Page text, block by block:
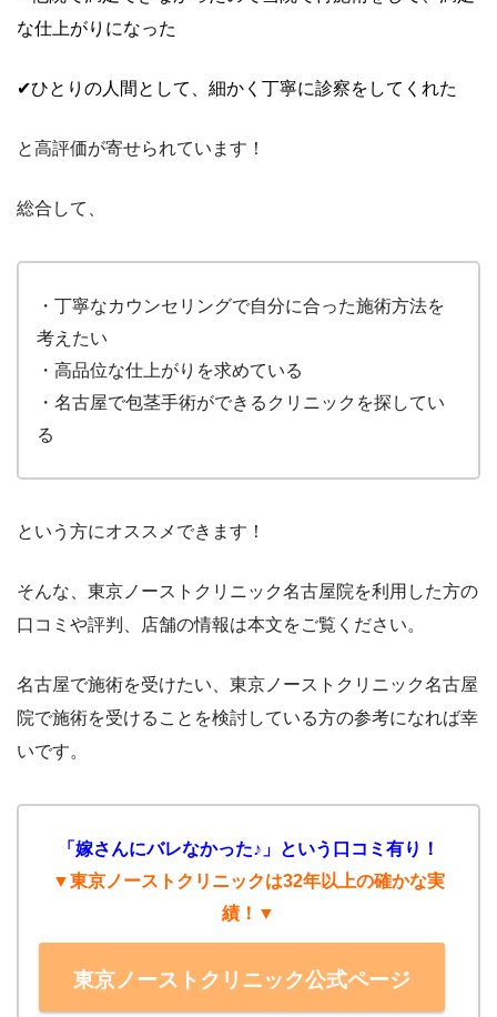
な仕上がりになった
✔ひとりの人間として、細かく丁寧に診察をしてくれた
と高評価が寄せられています！
総合して、
・丁寧なカウンセリングで自分に合った施術方法を
考えたい
・高品位な仕上がりを求めている
・名古屋で包茎手術ができるクリニックを探してい
る
という方にオススメできます！
そんな、東京ノーストクリニック名古屋院を利用した方の
口コミや評判、店舗の情報は本文をご覧ください。
名古屋で施術を受けたい、東京ノーストクリニック名古屋
院で施術を受けることを検討している方の参考になれば幸
いです。
「嫁さんにバレなかった♪」という口コミ有り！
▼東京ノーストクリニックは32年以上の確かな実
績！▼
東京ノーストクリニック公式ページ